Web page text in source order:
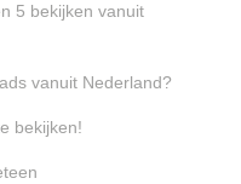
5 bekijken vanuit
vanuit Nederland?
bekijken!